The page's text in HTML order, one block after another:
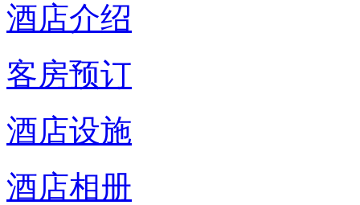
酒店介绍
客房预订
酒店设施
酒店相册